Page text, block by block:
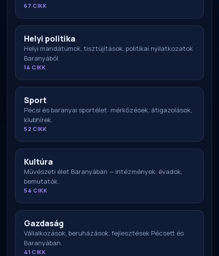
67 CIKK
Helyi politika
Helyi mandátumok, tisztújítások, politikai nyilatkozatok
Baranyából.
14 CIKK
Sport
Pécsi és baranyai sportélet: mérkőzések, átigazolások,
klubhírek.
52 CIKK
Kultúra
Művészeti élet Baranyában — intézmények, évadok,
bemutatók.
54 CIKK
Gazdaság
Vállalkozások, beruházások, fejlesztések Pécsett és
Baranyában.
41 CIKK